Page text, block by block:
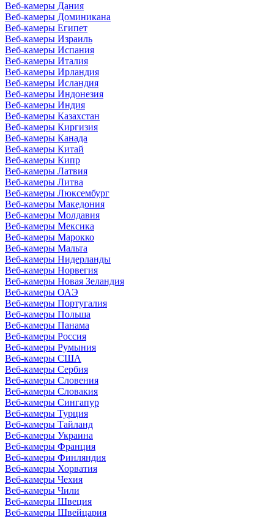
Веб-камеры Дания
Веб-камеры Доминикана
Веб-камеры Египет
Веб-камеры Израиль
Веб-камеры Испания
Веб-камеры Италия
Веб-камеры Ирландия
Веб-камеры Исландия
Веб-камеры Индонезия
Веб-камеры Индия
Веб-камеры Казахстан
Веб-камеры Киргизия
Веб-камеры Канада
Веб-камеры Китай
Веб-камеры Кипр
Веб-камеры Латвия
Веб-камеры Литва
Веб-камеры Люксембург
Веб-камеры Македония
Веб-камеры Молдавия
Веб-камеры Мексика
Веб-камеры Марокко
Веб-камеры Мальта
Веб-камеры Нидерланды
Веб-камеры Норвегия
Веб-камеры Новая Зеландия
Веб-камеры ОАЭ
Веб-камеры Португалия
Веб-камеры Польша
Веб-камеры Панама
Веб-камеры Россия
Веб-камеры Румыния
Веб-камеры США
Веб-камеры Сербия
Веб-камеры Словения
Веб-камеры Словакия
Веб-камеры Сингапур
Веб-камеры Турция
Веб-камеры Тайланд
Веб-камеры Украина
Веб-камеры Франция
Веб-камеры Финляндия
Веб-камеры Хорватия
Веб-камеры Чехия
Веб-камеры Чили
Веб-камеры Швеция
Веб-камеры Швейцария